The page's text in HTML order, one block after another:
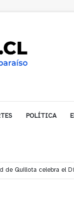
POLÍTICA
de Nogales impulsa